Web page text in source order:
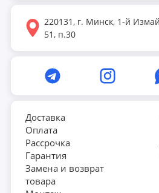
220131, г. Минск, 1-й
51, п.30
Доставка
Оплата
Рассрочка
Гарантия
Замена и возврат
товара